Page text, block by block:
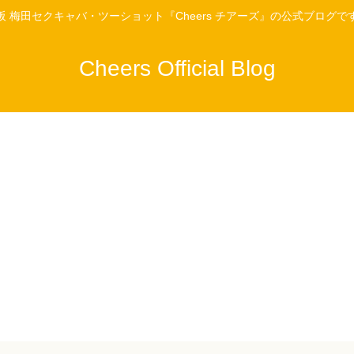
梅田セクキャバ・ツーショット『Cheers チアーズ』の公式ブログで
Cheers Official Blog